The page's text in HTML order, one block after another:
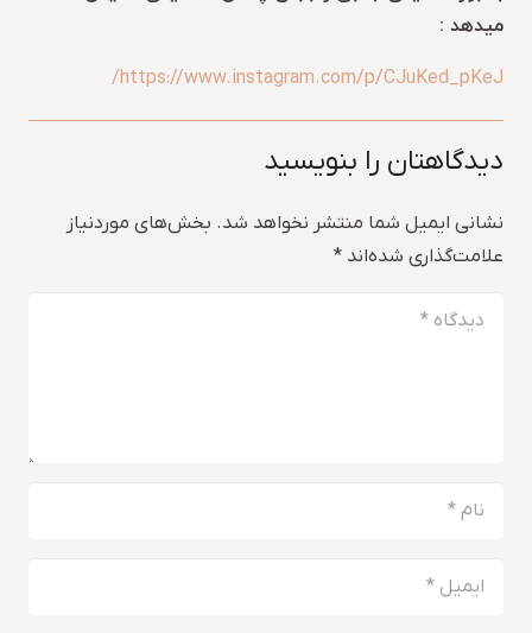
میدهد :
https://www.instagram.com/p/CJuKed_pKeJ/
دیدگاهتان را بنویسید
نشانی ایمیل شما منتشر نخواهد شد. بخش‌های موردنیاز
علامت‌گذاری شده‌اند *